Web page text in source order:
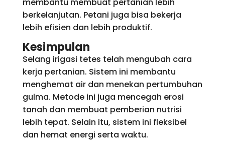
berkelanjutan. Petani juga bisa bekerja
lebih efisien dan lebih produktif.
Kesimpulan
Selang irigasi tetes telah mengubah cara
kerja pertanian. Sistem ini membantu
menghemat air dan menekan pertumbuhan
gulma. Metode ini juga mencegah erosi
tanah dan membuat pemberian nutrisi
lebih tepat. Selain itu, sistem ini fleksibel
dan hemat energi serta waktu.